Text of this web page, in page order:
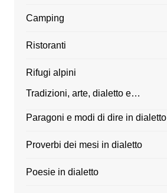
Camping
Ristoranti
Rifugi alpini
Tradizioni, arte, dialetto e…
Paragoni e modi di dire in dialetto
Proverbi dei mesi in dialetto
Poesie in dialetto